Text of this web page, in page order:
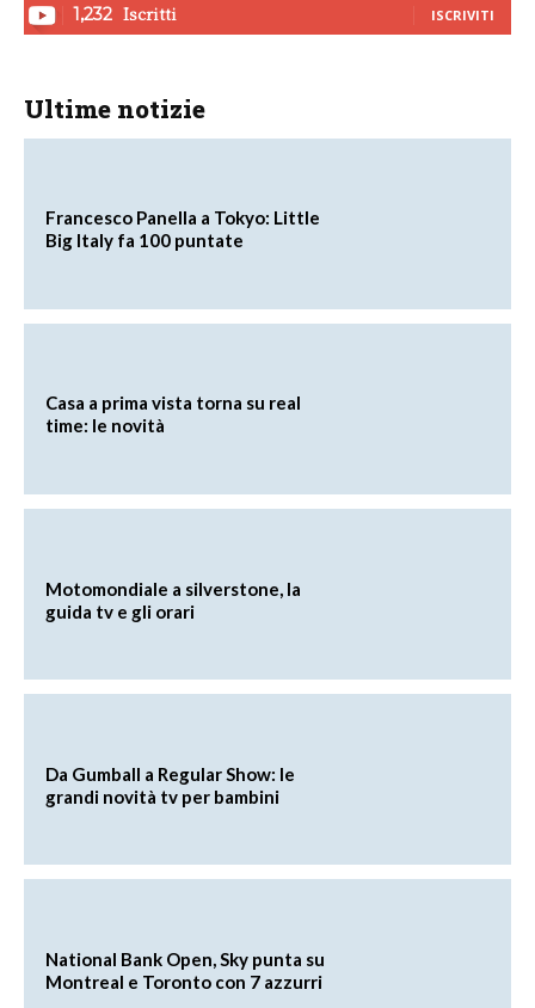
1,232 Iscritti ISCRIVITI
Ultime notizie
Francesco Panella a Tokyo: Little
Big Italy fa 100 puntate
Casa a prima vista torna su real
time: le novità
Motomondiale a silverstone, la
guida tv e gli orari
Da Gumball a Regular Show: le
grandi novità tv per bambini
National Bank Open, Sky punta su
Montreal e Toronto con 7 azzurri